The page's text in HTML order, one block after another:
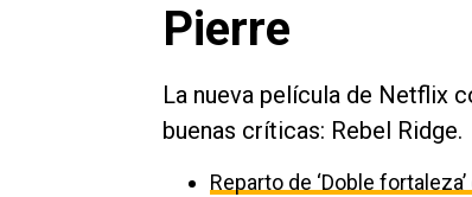
Pierre
La nueva película de Netflix
buenas críticas: Rebel Ridge.
Reparto de ‘Doble